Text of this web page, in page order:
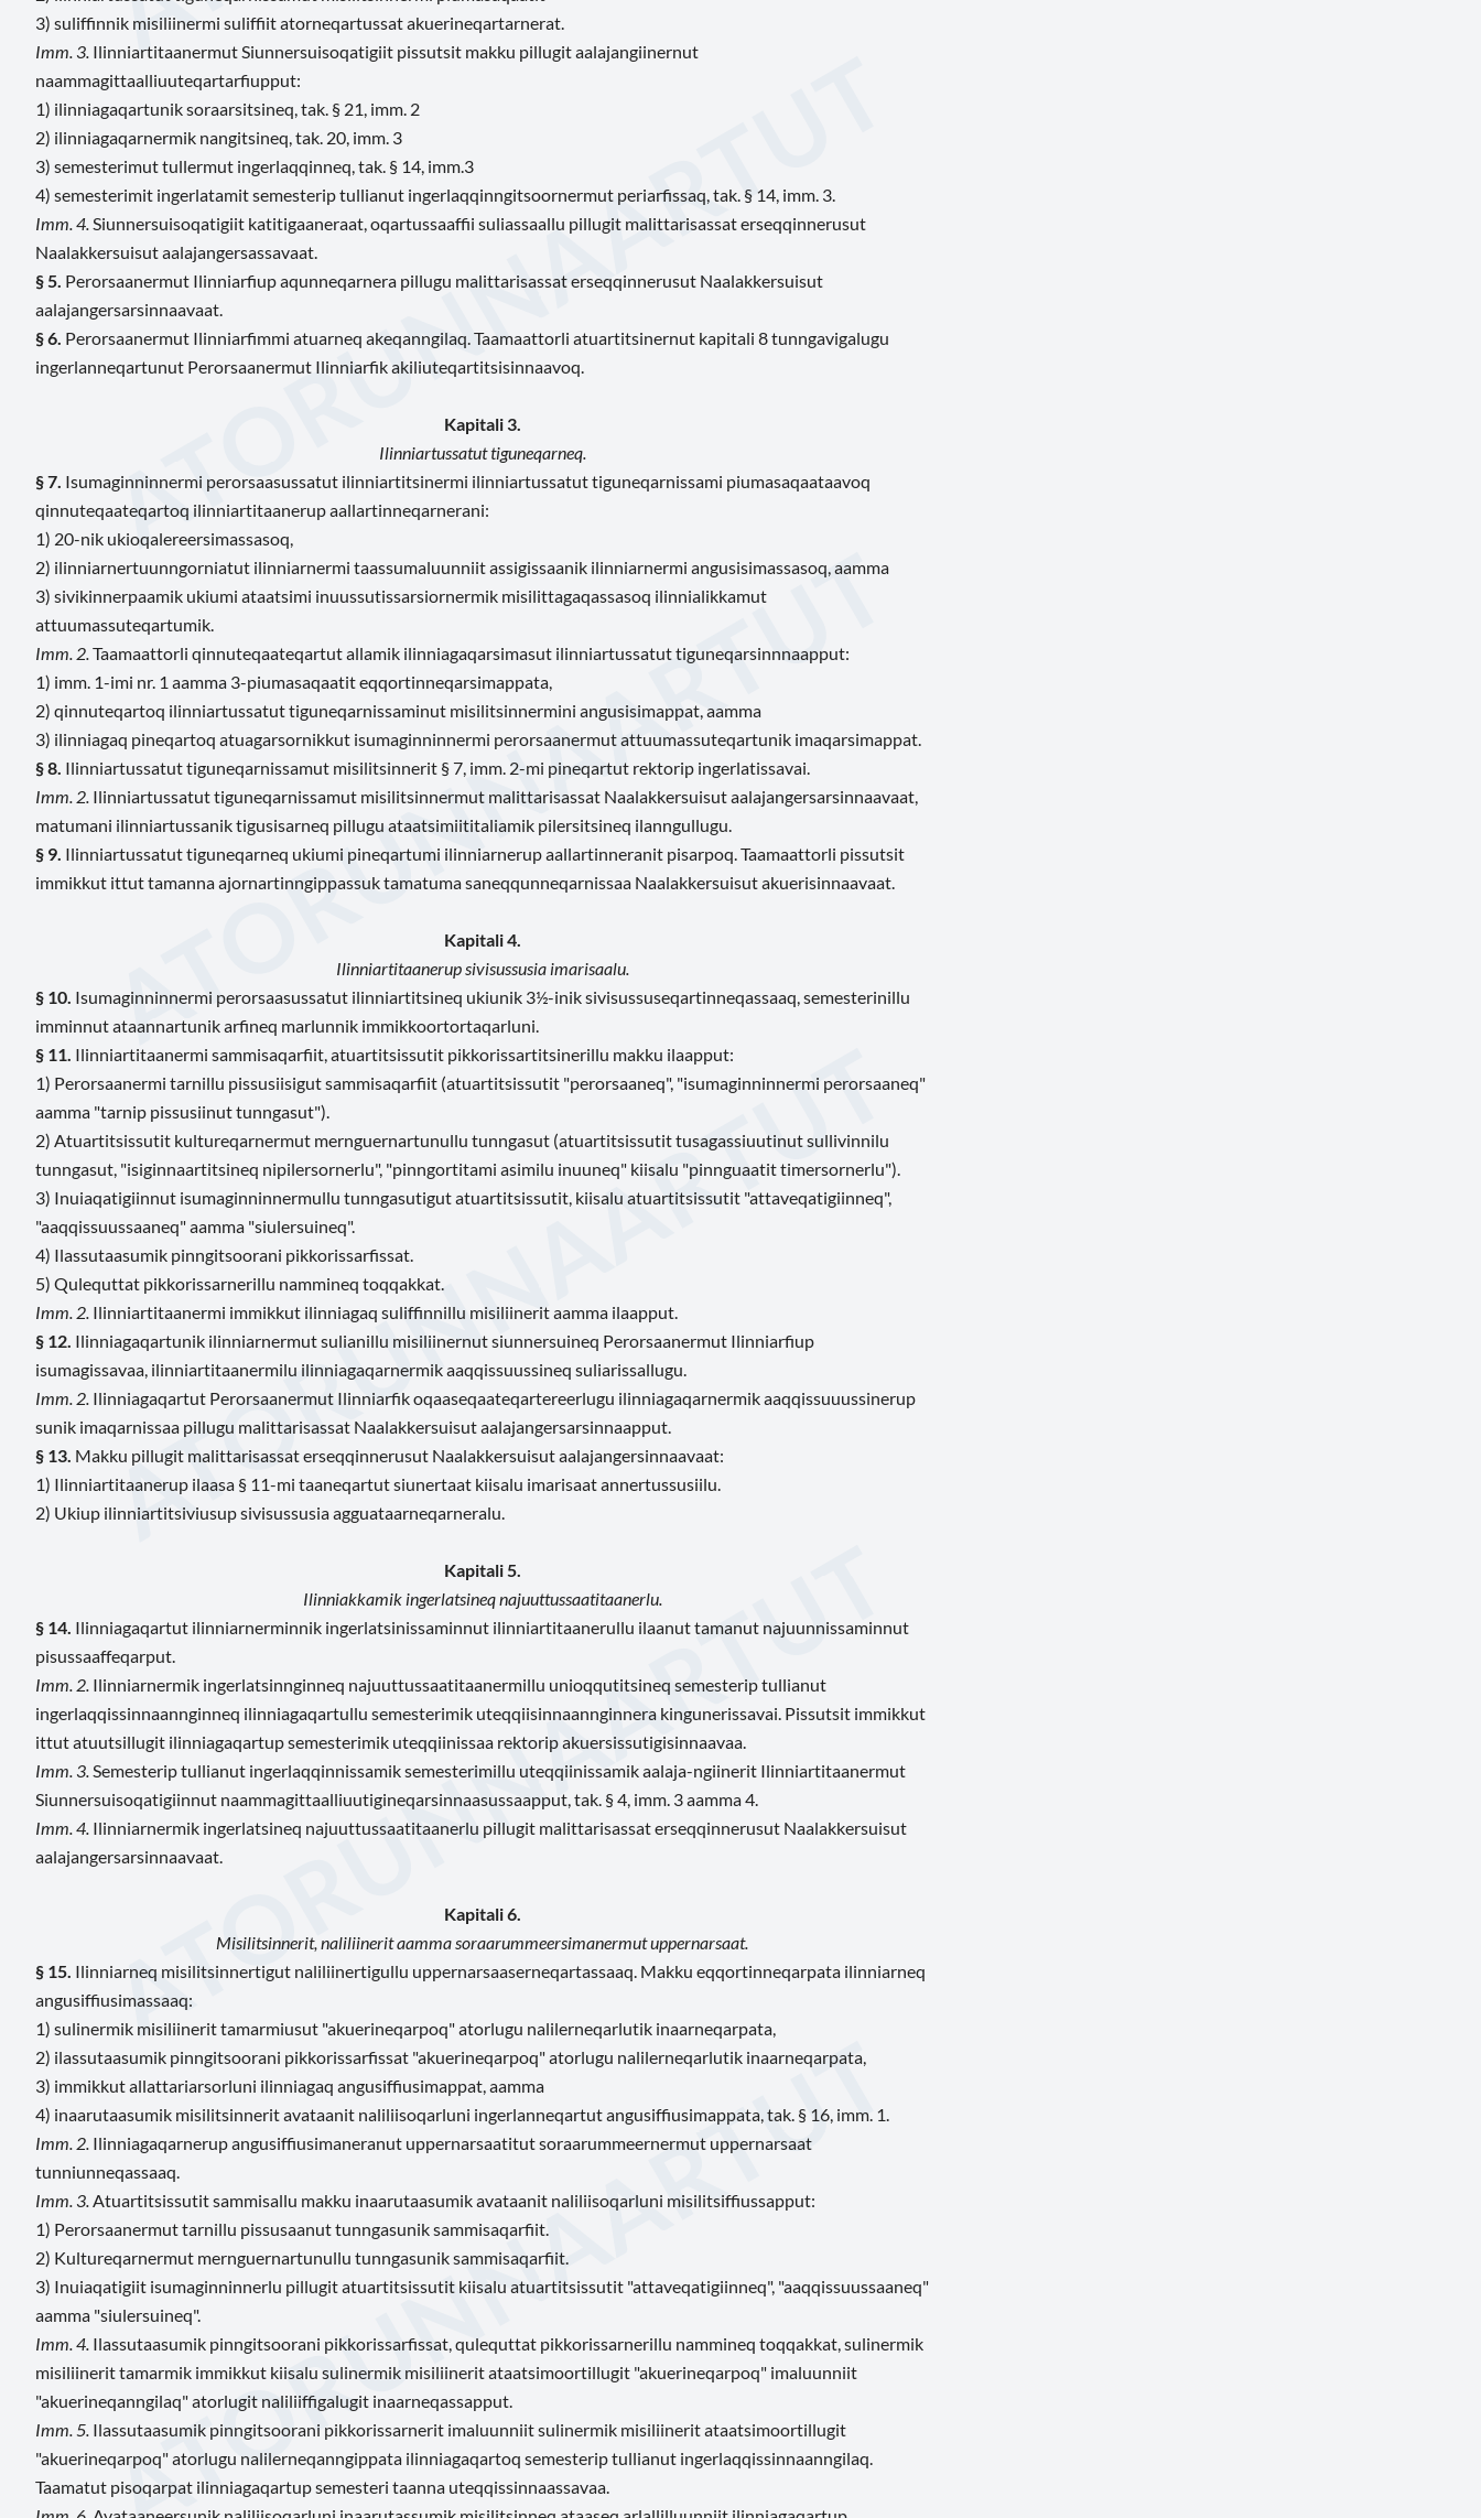
3) suliffinnik misiliinermi suliffiit atorneqartussat akuerineqartarnerat.
Imm. 3. Ilinniartitaanermut Siunnersuisoqatigiit pissutsit makku pillugit aalajangiinernut
naammagittaalliuuteqartarfiupput:
1) ilinniagaqartunik soraarsitsineq, tak. § 21, imm. 2
2) ilinniagaqarnermik nangitsineq, tak. 20, imm. 3
3) semesterimut tullermut ingerlaqqinneq, tak. § 14, imm.3
4) semesterimit ingerlatamit semesterip tullianut ingerlaqqinngitsoornermut periarfissaq, tak. § 14, imm. 3.
Imm. 4. Siunnersuisoqatigiit katitigaaneraat, oqartussaaffii suliassaallu pillugit malittarisassat erseqqinnerusut
Naalakkersuisut aalajangersassavaat.
§ 5. Perorsaanermut Ilinniarfiup aqunneqarnera pillugu malittarisassat erseqqinnerusut Naalakkersuisut
aalajangersarsinnaavaat.
§ 6. Perorsaanermut Ilinniarfimmi atuarneq akeqanngilaq. Taamaattorli atuartitsinernut kapitali 8 tunngavigalugu
ingerlanneqartunut Perorsaanermut Ilinniarfik akiliuteqartitsisinnaavoq.
Kapitali 3.
Ilinniartussatut tiguneqarneq.
§ 7. Isumaginninnermi perorsaasussatut ilinniartitsinermi ilinniartussatut tiguneqarnissami piumasaqaataavoq
qinnuteqaateqartoq ilinniartitaanerup aallartinneqarnerani:
1) 20-nik ukioqalereersimassasoq,
2) ilinniarnertuunngorniatut ilinniarnermi taassumaluunniit assigissaanik ilinniarnermi angusisimassasoq, aamma
3) sivikinnerpaamik ukiumi ataatsimi inuussutissarsiornermik misilittagaqassasoq ilinnialikkamut
attuumassuteqartumik.
Imm. 2. Taamaattorli qinnuteqaateqartut allamik ilinniagaqarsimasut ilinniartussatut tiguneqarsinnnaapput:
1) imm. 1-imi nr. 1 aamma 3-piumasaqaatit eqqortinneqarsimappata,
2) qinnuteqartoq ilinniartussatut tiguneqarnissaminut misilitsinnermini angusisimappat, aamma
3) ilinniagaq pineqartoq atuagarsornikkut isumaginninnermi perorsaanermut attuumassuteqartunik imaqarsimappat.
§ 8. Ilinniartussatut tiguneqarnissamut misilitsinnerit § 7, imm. 2-mi pineqartut rektorip ingerlatissavai.
Imm. 2. Ilinniartussatut tiguneqarnissamut misilitsinnermut malittarisassat Naalakkersuisut aalajangersarsinnaavaat,
matumani ilinniartussanik tigusisarneq pillugu ataatsimiititaliamik pilersitsineq ilanngullugu.
§ 9. Ilinniartussatut tiguneqarneq ukiumi pineqartumi ilinniarnerup aallartinneranit pisarpoq. Taamaattorli pissutsit
immikkut ittut tamanna ajornartinngippassuk tamatuma saneqqunneqarnissaa Naalakkersuisut akuerisinnaavaat.
Kapitali 4.
Ilinniartitaanerup sivisussusia imarisaalu.
§ 10. Isumaginninnermi perorsaasussatut ilinniartitsineq ukiunik 3½-inik sivisussuseqartinneqassaaq, semesterinillu
imminnut ataannartunik arfineq marlunnik immikkoortortaqarluni.
§ 11. Ilinniartitaanermi sammisaqarfiit, atuartitsissutit pikkorissartitsinerillu makku ilaapput:
1) Perorsaanermi tarnillu pissusiisigut sammisaqarfiit (atuartitsissutit "perorsaaneq", "isumaginninnermi perorsaaneq"
aamma "tarnip pissusiinut tunngasut").
2) Atuartitsissutit kultureqarnermut mernguernartunullu tunngasut (atuartitsissutit tusagassiuutinut sullivinnilu
tunngasut, "isiginnaartitsineq nipilersornerlu", "pinngortitami asimilu inuuneq" kiisalu "pinnguaatit timersornerlu").
3) Inuiaqatigiinnut isumaginninnermullu tunngasutigut atuartitsissutit, kiisalu atuartitsissutit "attaveqatigiinneq",
"aaqqissuussaaneq" aamma "siulersuineq".
4) Ilassutaasumik pinngitsoorani pikkorissarfissat.
5) Qulequttat pikkorissarnerillu nammineq toqqakkat.
Imm. 2. Ilinniartitaanermi immikkut ilinniagaq suliffinnillu misiliinerit aamma ilaapput.
§ 12. Ilinniagaqartunik ilinniarnermut sulianillu misiliinernut siunnersuineq Perorsaanermut Ilinniarfiup
isumagissavaa, ilinniartitaanermilu ilinniagaqarnermik aaqqissuussineq suliarissallugu.
Imm. 2. Ilinniagaqartut Perorsaanermut Ilinniarfik oqaaseqaateqartereerlugu ilinniagaqarnermik aaqqissuuussinerup
sunik imaqarnissaa pillugu malittarisassat Naalakkersuisut aalajangersarsinnaapput.
§ 13. Makku pillugit malittarisassat erseqqinnerusut Naalakkersuisut aalajangersinnaavaat:
1) Ilinniartitaanerup ilaasa § 11-mi taaneqartut siunertaat kiisalu imarisaat annertussusiilu.
2) Ukiup ilinniartitsiviusup sivisussusia agguataarneqarneralu.
Kapitali 5.
Ilinniakkamik ingerlatsineq najuuttussaatitaanerlu.
§ 14. Ilinniagaqartut ilinniarnerminnik ingerlatsinissaminnut ilinniartitaanerullu ilaanut tamanut najuunnissaminnut
pisussaaffeqarput.
Imm. 2. Ilinniarnermik ingerlatsinnginneq najuuttussaatitaanermillu unioqqutitsineq semesterip tullianut
ingerlaqqissinnaannginneq ilinniagaqartullu semesterimik uteqqiisinnaannginnera kingunerissavai. Pissutsit immikkut
ittut atuutsillugit ilinniagaqartup semesterimik uteqqiinissaa rektorip akuersissutigisinnaavaa.
Imm. 3. Semesterip tullianut ingerlaqqinnissamik semesterimillu uteqqiinissamik aalaja-ngiinerit Ilinniartitaanermut
Siunnersuisoqatigiinnut naammagittaalliuutigineqarsinnaasussaapput, tak. § 4, imm. 3 aamma 4.
Imm. 4. Ilinniarnermik ingerlatsineq najuuttussaatitaanerlu pillugit malittarisassat erseqqinnerusut Naalakkersuisut
aalajangersarsinnaavaat.
Kapitali 6.
Misilitsinnerit, naliliinerit aamma soraarummeersimanermut uppernarsaat.
§ 15. Ilinniarneq misilitsinnertigut naliliinertigullu uppernarsaaserneqartassaaq. Makku eqqortinneqarpata ilinniarneq
angusiffiusimassaaq:
1) sulinermik misiliinerit tamarmiusut "akuerineqarpoq" atorlugu nalilerneqarlutik inaarneqarpata,
2) ilassutaasumik pinngitsoorani pikkorissarfissat "akuerineqarpoq" atorlugu nalilerneqarlutik inaarneqarpata,
3) immikkut allattariarsorluni ilinniagaq angusiffiusimappat, aamma
4) inaarutaasumik misilitsinnerit avataanit naliliisoqarluni ingerlanneqartut angusiffiusimappata, tak. § 16, imm. 1.
Imm. 2. Ilinniagaqarnerup angusiffiusimaneranut uppernarsaatitut soraarummeernermut uppernarsaat
tunniunneqassaaq.
Imm. 3. Atuartitsissutit sammisallu makku inaarutaasumik avataanit naliliisoqarluni misilitsiffiussapput:
1) Perorsaanermut tarnillu pissusaanut tunngasunik sammisaqarfiit.
2) Kultureqarnermut mernguernartunullu tunngasunik sammisaqarfiit.
3) Inuiaqatigiit isumaginninnerlu pillugit atuartitsissutit kiisalu atuartitsissutit "attaveqatigiinneq", "aaqqissuussaaneq"
aamma "siulersuineq".
Imm. 4. Ilassutaasumik pinngitsoorani pikkorissarfissat, qulequttat pikkorissarnerillu nammineq toqqakkat, sulinermik
misiliinerit tamarmik immikkut kiisalu sulinermik misiliinerit ataatsimoortillugit "akuerineqarpoq" imaluunniit
"akuerineqanngilaq" atorlugit naliliiffigalugit inaarneqassapput.
Imm. 5. Ilassutaasumik pinngitsoorani pikkorissarnerit imaluunniit sulinermik misiliinerit ataatsimoortillugit
"akuerineqarpoq" atorlugu nalilerneqanngippata ilinniagaqartoq semesterip tullianut ingerlaqqissinnaanngilaq.
Taamatut pisoqarpat ilinniagaqartup semesteri taanna uteqqissinnaassavaa.